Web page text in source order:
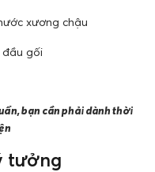
xương chậu
đầu gối
bạn cần phải dành thời
tưởng